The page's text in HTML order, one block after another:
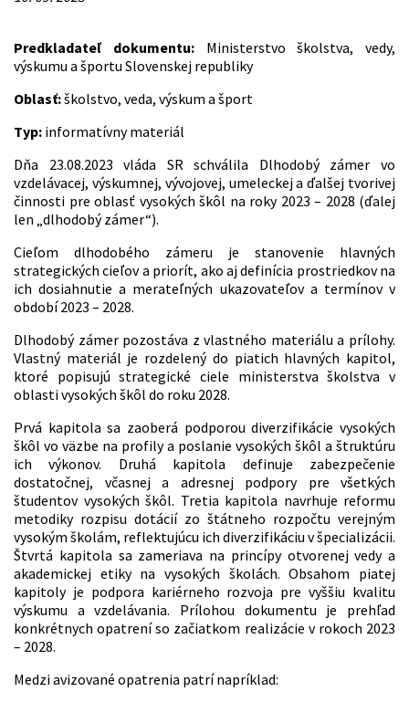
Predkladateľ dokumentu: Ministerstvo školstva, vedy,
výskumu a športu Slovenskej republiky
Oblasť:školstvo, veda, výskum a šport
Typ: informatívny materiál
Dňa 23.08.2023 vláda SR schválila Dlhodobý zámer vo
vzdelávacej, výskumnej, vývojovej, umeleckej a ďalšej tvorivej
činnosti pre oblasť vysokých škôl na roky 2023 – 2028 (ďalej
len „dlhodobý zámer“).
Cieľom dlhodobého zámeru je stanovenie hlavných
strategických cieľov a priorít, ako aj definícia prostriedkov na
ich dosiahnutie a merateľných ukazovateľov a termínov v
období 2023 – 2028.
Dlhodobý zámer pozostáva z vlastného materiálu a prílohy.
Vlastný materiál je rozdelený do piatich hlavných kapitol,
ktoré popisujú strategické ciele ministerstva školstva v
oblasti vysokých škôl do roku 2028.
Prvá kapitola sa zaoberá podporou diverzifikácie vysokých
škôl vo väzbe na profily a poslanie vysokých škôl a štruktúru
ich výkonov. Druhá kapitola definuje zabezpečenie
dostatočnej, včasnej a adresnej podpory pre všetkých
študentov vysokých škôl. Tretia kapitola navrhuje reformu
metodiky rozpisu dotácií zo štátneho rozpočtu verejným
vysokým školám, reflektujúcu ich diverzifikáciu v špecializácii.
Štvrtá kapitola sa zameriava na princípy otvorenej vedy a
akademickej etiky na vysokých školách. Obsahom piatej
kapitoly je podpora kariérneho rozvoja pre vyššiu kvalitu
výskumu a vzdelávania. Prílohou dokumentu je prehľad
konkrétnych opatrení so začiatkom realizácie v rokoch 2023
– 2028.
Medzi avizované opatrenia patrí napríklad: